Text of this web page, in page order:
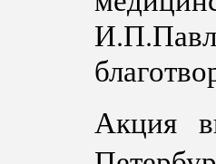
Акция